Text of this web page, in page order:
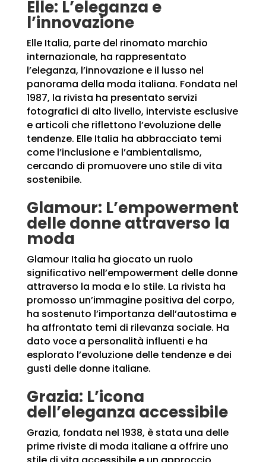
Elle: L’eleganza e
l’innovazione
Elle Italia, parte del rinomato marchio
internazionale, ha rappresentato
l’eleganza, l’innovazione e il lusso nel
panorama della moda italiana. Fondata nel
1987, la rivista ha presentato servizi
fotografici di alto livello, interviste esclusive
e articoli che riflettono l’evoluzione delle
tendenze. Elle Italia ha abbracciato temi
come l’inclusione e l’ambientalismo,
cercando di promuovere uno stile di vita
sostenibile.
Glamour: L’empowerment
delle donne attraverso la
moda
Glamour Italia ha giocato un ruolo
significativo nell’empowerment delle donne
attraverso la moda e lo stile. La rivista ha
promosso un’immagine positiva del corpo,
ha sostenuto l’importanza dell’autostima e
ha affrontato temi di rilevanza sociale. Ha
dato voce a personalità influenti e ha
esplorato l’evoluzione delle tendenze e dei
gusti delle donne italiane.
Grazia: L’icona
dell’eleganza accessibile
Grazia, fondata nel 1938, è stata una delle
prime riviste di moda italiane a offrire uno